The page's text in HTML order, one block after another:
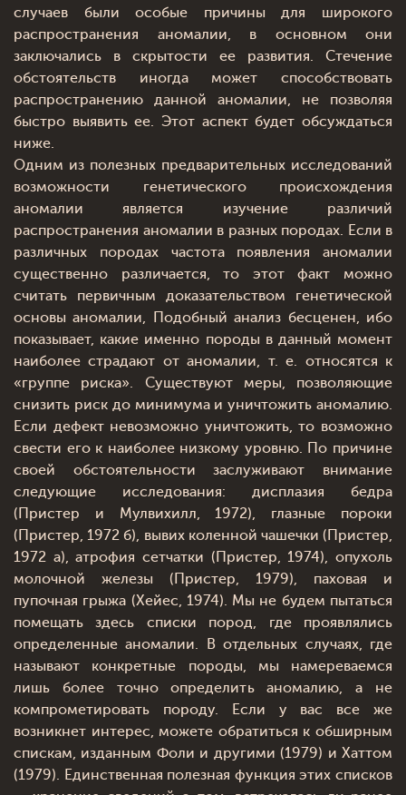
случаев были особые причины для широкого
распространения аномалии, в основном они
заключались в скрытости ее развития. Стечение
обстоятельств иногда может способствовать
распространению данной аномалии, не позволяя
быстро выявить ее. Этот аспект будет обсуждаться
ниже.
Одним из полезных предварительных исследований
возможности генетического происхождения
аномалии является изучение различий
распространения аномалии в разных породах. Если в
различных породах частота появления аномалии
существенно различается, то этот факт можно
считать первичным доказательством генетической
основы аномалии, Подобный анализ бесценен, ибо
показывает, какие именно породы в данный момент
наиболее страдают от аномалии, т. е. относятся к
«группе риска». Существуют меры, позволяющие
снизить риск до минимума и уничтожить аномалию.
Если дефект невозможно уничтожить, то возможно
свести его к наиболее низкому уровню. По причине
своей обстоятельности заслуживают внимание
следующие исследования: дисплазия бедра
(Пристер и Мулвихилл, 1972), глазные пороки
(Пристер, 1972 б), вывих коленной чашечки (Пристер,
1972 а), атрофия сетчатки (Пристер, 1974), опухоль
молочной железы (Пристер, 1979), паховая и
пупочная грыжа (Хейес, 1974). Мы не будем пытаться
помещать здесь списки пород, где проявлялись
определенные аномалии. В отдельных случаях, где
называют конкретные породы, мы намереваемся
лишь более точно определить аномалию, а не
компрометировать породу. Если у вас все же
возникнет интерес, можете обратиться к обширным
спискам, изданным Фоли и другими (1979) и Хаттом
(1979). Единственная полезная функция этих списков